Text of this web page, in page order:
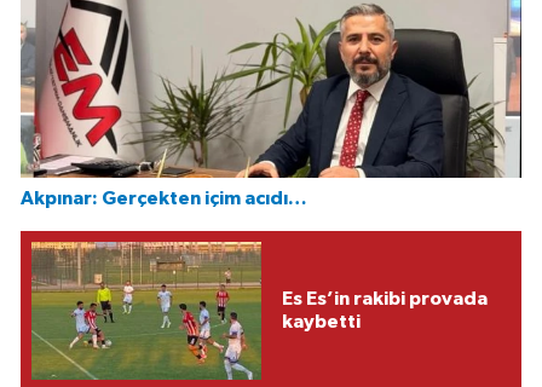
Akpınar: Gerçekten içim acıdı…
Es Es’in rakibi provada
kaybetti